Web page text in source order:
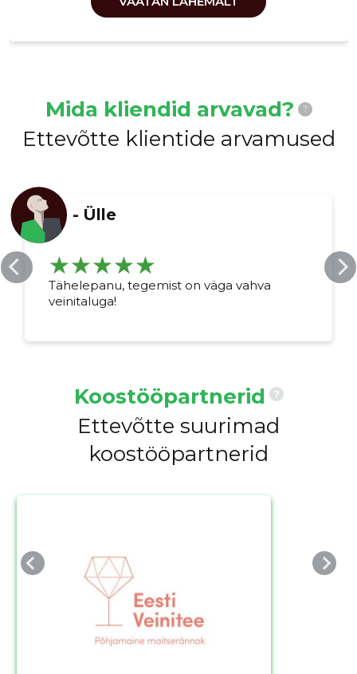
Mida kliendid arvavad? ?
Ettevõtte klientide arvamused
- Ülle
Tähelepanu, tegemist on väga vahva
veinitaluga!
Koostööpartnerid ?
Ettevõtte suurimad
koostööpartnerid